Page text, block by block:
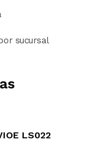
sucursal
LS022